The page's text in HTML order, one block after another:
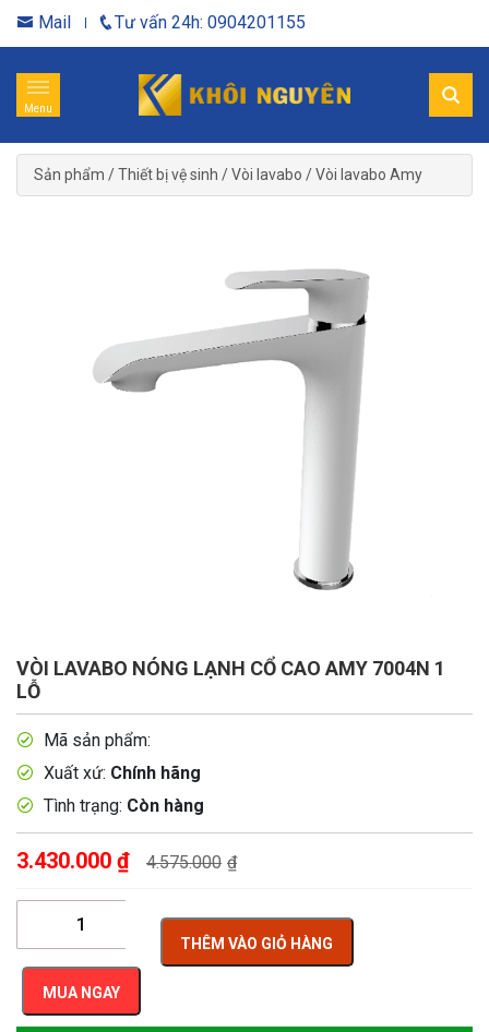
Mail Tư vấn 24h: 0904201155
Menu
Sản phẩm /Thiết bị vệ sinh /Vòi lavabo /Vòi lavabo Amy
VÒI LAVABO NÓNG LẠNH CỔ CAO AMY 7004N 1
LỖ
Mã sản phẩm:
Xuất xứ: Chính hãng
Tình trạng: Còn hàng
3.430.000 ₫ 4.575.000 ₫
THÊM VÀO GIỎ HÀNG
MUA NGAY